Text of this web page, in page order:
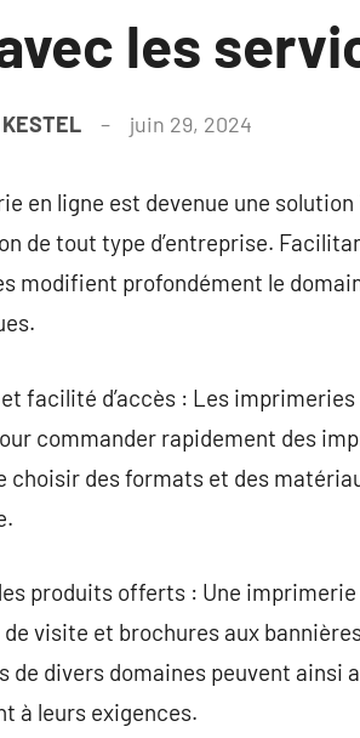
les
juin 29, 2024
en ligne est devenue une
de tout type d’entreprise.
modifient profondément le
facilité d’accès : Les
commander rapidement des
choisir des formats et des
produits offerts : Une
visite et brochures aux
de divers domaines peuvent ainsi
à leurs exigences.